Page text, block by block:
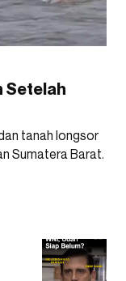
Setelah
tanah longsor
Sumatera Barat.